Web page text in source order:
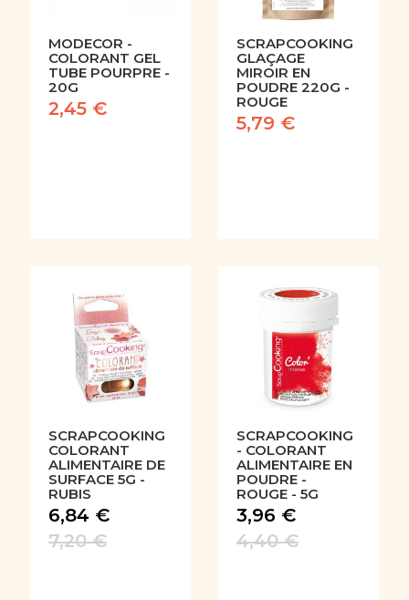
MODECOR -
COLORANT GEL
TUBE POURPRE -
20G
2,45 €
SCRAPCOOKING
GLAÇAGE
MIROIR EN
POUDRE 220G -
ROUGE
5,79 €
SCRAPCOOKING
COLORANT
ALIMENTAIRE DE
SURFACE 5G -
RUBIS
6,84 €
7,20 €
SCRAPCOOKING
- COLORANT
ALIMENTAIRE EN
POUDRE -
ROUGE - 5G
3,96 €
4,40 €